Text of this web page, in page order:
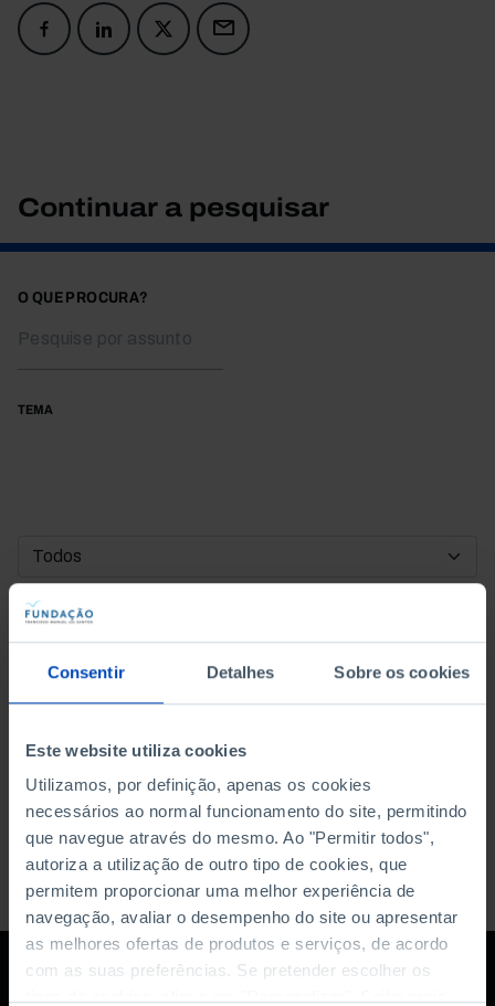
Consentir Detalhes Sobre os cookies
Este website utiliza cookies
Utilizamos, por definição, apenas os cookies
necessários ao normal funcionamento do site, permitindo
que navegue através do mesmo. Ao "Permitir todos",
autoriza a utilização de outro tipo de cookies, que
permitem proporcionar uma melhor experiência de
navegação, avaliar o desempenho do site ou apresentar
as melhores ofertas de produtos e serviços, de acordo
com as suas preferências. Se pretender escolher os
Continuar a pesquisar
O QUE PROCURA?
TEMA
DATA DE INÍCIO
DATA DE FIM